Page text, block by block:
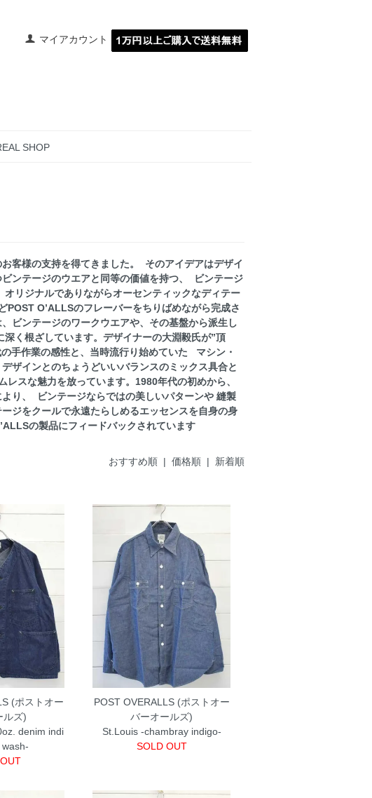
マイアカウント
SHOP
客様の支持を得てきました。 そのアイデアはデザイ
ンテージのウエアと同等の価値を持つ、 ビンテージ
リジナルでありながらオーセンティックなディテー
O’ALLSのフレーバーをちりばめながら完成さ
ビンテージのワークウエアや、その基盤から派生し
く根ざしています。デザイナーの大淵毅氏が”頂
手作業の感性と、当時流行り始めていた マシン・
ザインとのちょうどいいバランスのミックス具合と
スな魅力を放っています。1980年代の初めから、
り、 ビンテージならではの美しいパターンや 縫製
ジをクールで永遠たらしめるエッセンスを自身の身
の製品にフィードバックされています
おすすめ順 | 価格順 | 新着順
(ポストオー
ルズ)
denim indi
POST OVERALLS (ポストオー
バーオールズ)
St.Louis -chambray indigo-
SOLD OUT